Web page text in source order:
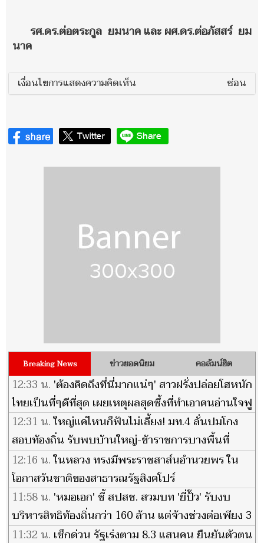
รศ.ดร.ต่อตระกูล ยมนาค และ ผศ.ดร.ต่อภัสสร์ ยม
นาค
เงื่อนไขการแสดงความคิดเห็น ซ่อน
Breaking News ข่าวยอดนิยม คอลัมน์ฮิต
12:33 น. 'ต้องคิดถึงที่นี่มากแน่ๆ' สาวฝรั่งปล่อยโฮหนัก
ไทยเป็นที่ๆดีที่สุด เผยเหตุผลสุดซึ้งที่ทำเอาคนอ่านใจฟู
12:31 น.ใหญ่แค่ไหนก็ฟันไม่เลี้ยง! มท.4 ลั่นปมโกง
สอบท้องถิ่น รับพบบ้านใหญ่-ข้าราชการบางพื้นที่
พัวพัน
12:16 น.ในหลวง ทรงมีพระราชสาส์นอำนวยพร ใน
โอกาสวันชาติของสาธารณรัฐสิงคโปร์
11:58 น. 'หมอเอก' ชี้ สปสช. สวมบท 'ยี่ปั๊ว' รับงบ
บริหารสิทธิท้องถิ่นกว่า 160 ล้าน แต่จ้างช่วงต่อเพียง 3
ล้านบาท
11:32 น. เช็กด่วน รัฐเร่งตาม 8.3 แสนคน ยืนยันตัวตน